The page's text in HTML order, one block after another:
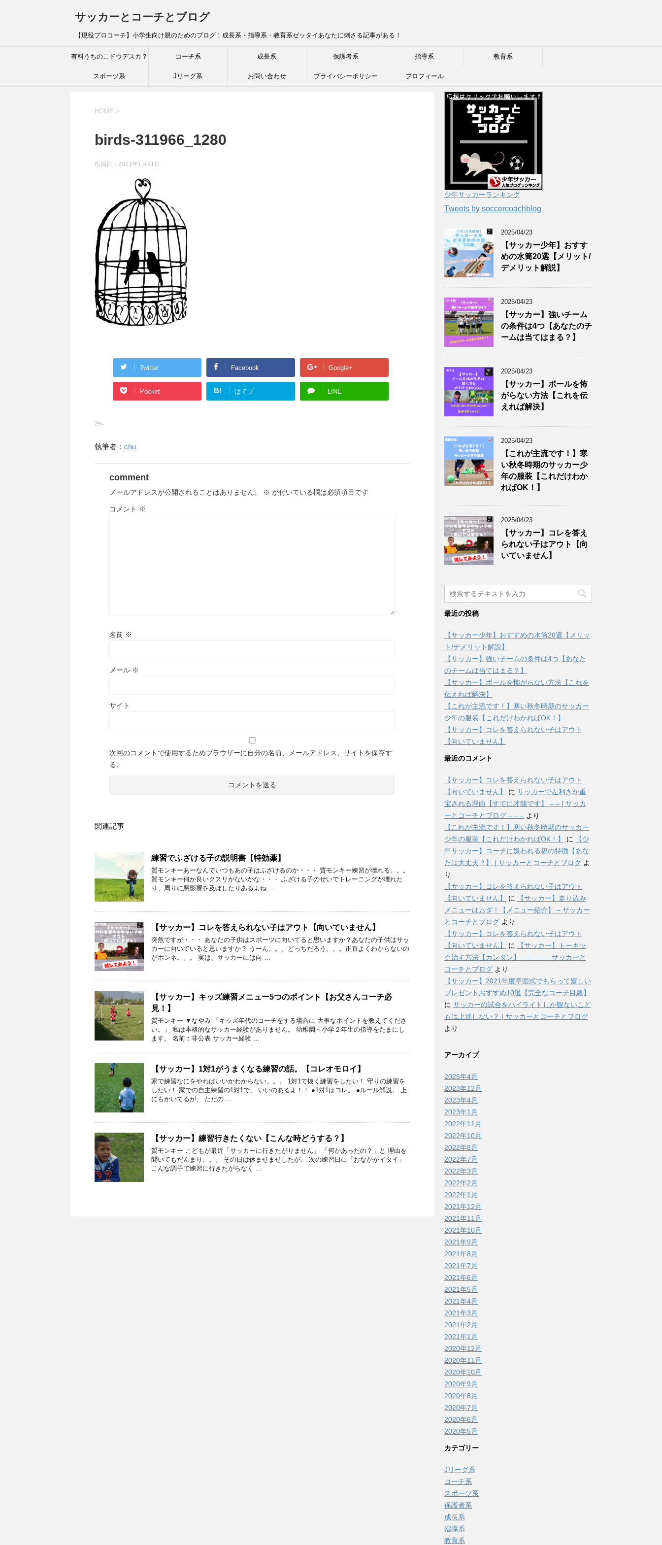
サッカーとコーチとブログ
【現役プロコーチ】小学生向け親のためのブログ！成長系・指導系・教育系ゼッタイあなたに刺さる記事がある！
有料うちのこドウデスカ？ コーチ系 成長系 保護者系 指導系 教育系
スポーツ系 Jリーグ系 お問い合わせ プライバシーポリシー プロフィール
HOME >
birds-311966_1280
投稿日： 2021年1月21日
Twitter Facebook Google+
Pocket B! はてブ LINE
-
執筆者： chu
comment
メールアドレスが公開されることはありません。 ※ が付いている欄は必須項目です
コメント ※
名前 ※
メール ※
サイト
次回のコメントで使用するためブラウザーに自分の名前、メールアドレス、サイトを保存す
る。
関連記事
練習でふざける子の説明書【特効薬】
質モンキーあーなんでいつもあの子はふざけるのか・・・ 質モンキー練習が壊れる。。。
質モンキー何か良いクスリがないかな・・・ ふざける子のせいでトレーニングが壊れた
り、周りに悪影響を及ぼしたりあるよね …
【サッカー】コレを答えられない子はアウト【向いていません】
突然ですが・・・ あなたの子供はスポーツに向いてると思いますか？あなたの子供はサッ
カーに向いていると思いますか？ うーん。。。どっちだろう。。。正直よくわからないの
がホンネ。。。 実は、サッカーには向 …
【サッカー】キッズ練習メニュー5つのポイント【お父さんコーチ必
見！】
質モンキー ▼なやみ 「キッズ年代のコーチをする場合に 大事なポイントを教えてくださ
い。」 私は本格的なサッカー経験がありません。 幼稚園～小学２年生の指導をたまにし
ます。 名前：非公表 サッカー経験 …
【サッカー】1対1がうまくなる練習の話。【コレオモロイ】
家で練習なにをやればいいかわからない。。。 1対1で抜く練習をしたい！ 守りの練習を
したい！ 家での自主練習の1対1で、 いいのあるよ！！ ●1対1はコレ。 ●ルール解説。 上
にもかいてるが、 ただの …
【サッカー】練習行きたくない【こんな時どうする？】
質モンキー こどもが最近「サッカーに行きたがりません」 「何かあったの？」と 理由を
聞いてもだんまり。。。 その日は休ませませしたが、 次の練習日に「おなかがイタイ」
こんな調子で練習に行きたがらなく …
少年サッカーランキング
Tweets by soccercoachblog
2025/04/23
【サッカー少年】おすす
めの水筒20選【メリット/
デメリット解説】
2025/04/23
【サッカー】強いチーム
の条件は4つ【あなたのチ
ームは当てはまる？】
2025/04/23
【サッカー】ボールを怖
がらない方法【これを伝
えれば解決】
2025/04/23
【これが主流です！】寒
い秋冬時期のサッカー少
年の服装【これだけわか
ればOK！】
2025/04/23
【サッカー】コレを答え
られない子はアウト【向
いていません】
最近の投稿
【サッカー少年】おすすめの水筒20選【メリッ
ト/デメリット解説】
【サッカー】強いチームの条件は4つ【あなた
のチームは当てはまる？】
【サッカー】ボールを怖がらない方法【これを
伝えれば解決】
【これが主流です！】寒い秋冬時期のサッカー
少年の服装【これだけわかればOK！】
【サッカー】コレを答えられない子はアウト
【向いていません】
最近のコメント
【サッカー】コレを答えられない子はアウト
【向いていません】
に サッカーで左利きが重
宝される理由【すでに才能です】 – – | サッカ
ーとコーチとブログ – – – より
【これが主流です！】寒い秋冬時期のサッカー
少年の服装【これだけわかればOK！】
に
【少
年サッカー】コーチに嫌われる親の特徴【あな
たは大丈夫？】 | サッカーとコーチとブログ よ
り
【サッカー】コレを答えられない子はアウト
【向いていません】
に
【サッカー】走り込み
メニューはムダ！【メニュー紹介】 – サッカー
とコーチとブログ より
【サッカー】コレを答えられない子はアウト
【向いていません】
に
【サッカー】トーキッ
ク治す方法【カンタン】 – – – – – サッカーと
コーチとブログ より
【サッカー】2021年度卒団式でもらって嬉しい
プレゼントおすすめ10選【完全なコーチ目線】
に サッカーの試合をハイライトしか観ないこど
もは上達しない？ | サッカーとコーチとブログ
より
アーカイブ
2025年4月
2023年12月
2023年4月
2023年1月
2022年11月
2022年10月
2022年8月
2022年7月
2022年3月
2022年2月
2022年1月
2021年12月
2021年11月
2021年10月
2021年9月
2021年8月
2021年7月
2021年6月
2021年5月
2021年4月
2021年3月
2021年2月
2021年1月
2020年12月
2020年11月
2020年10月
2020年9月
2020年8月
2020年7月
2020年6月
2020年5月
カテゴリー
Jリーグ系
コーチ系
スポーツ系
保護者系
成長系
指導系
教育系